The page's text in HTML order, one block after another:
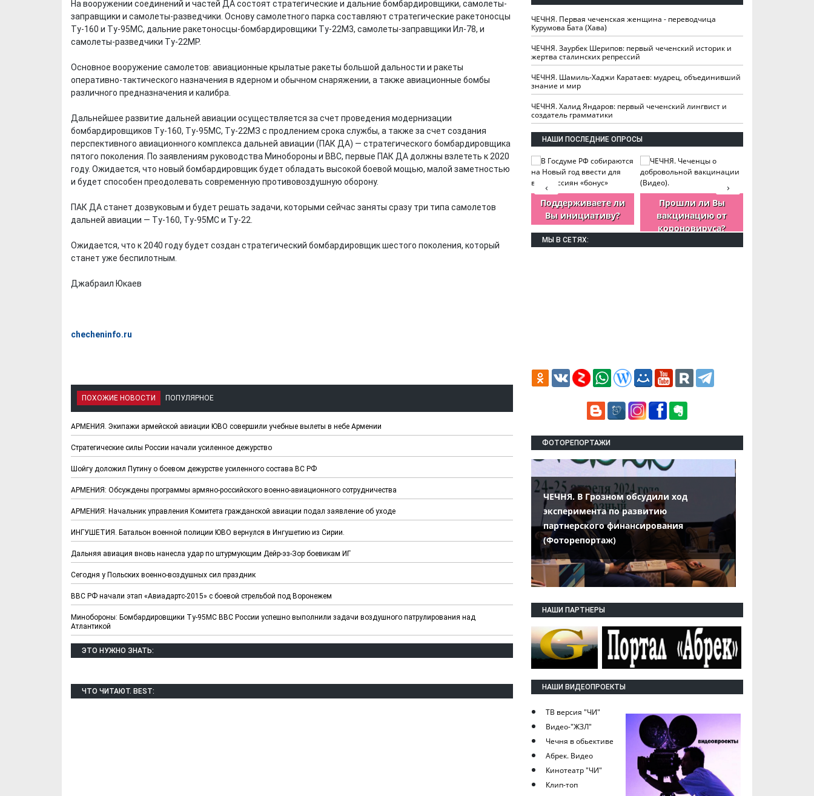
На вооружении соединений и частей ДА состоят стратегические и дальние бомбардировщики, самолеты-
заправщики и самолеты-разведчики. Основу самолетного парка составляют стратегические ракетоносцы
Ту-160 и Ту-95МС, дальние ракетоносцы-бомбардировщики Ту-22М3, самолеты-заправщики Ил-78, и
самолеты-разведчики Ту-22МР.
Основное вооружение самолетов: авиационные крылатые ракеты большой дальности и ракеты
оперативно-тактического назначения в ядерном и обычном снаряжении, а также авиационные бомбы
различного предназначения и калибра.
Дальнейшее развитие дальней авиации осуществляется за счет проведения модернизации
бомбардировщиков Ту-160, Ту-95МС, Ту-22МЗ с продлением срока службы, а также за счет создания
перспективного авиационного комплекса дальней авиации (ПАК ДА) — стратегического бомбардировщика
пятого поколения. По заявлениям руководства Минобороны и ВВС, первые ПАК ДА должны взлететь к 2020
году. Ожидается, что новый бомбардировщик будет обладать высокой боевой мощью, малой заметностью
и будет способен преодолевать современную противовоздушную оборону.
ПАК ДА станет дозвуковым и будет решать задачи, которыми сейчас заняты сразу три типа самолетов
дальней авиации — Ту-160, Ту-95МС и Ту-22.
Ожидается, что к 2040 году будет создан стратегический бомбардировщик шестого поколения, который
станет уже беспилотным.
Джабраил Юкаев
checheninfo.ru
ПОХОЖИЕ НОВОСТИ ПОПУЛЯРНОЕ
АРМЕНИЯ. Экипажи армейской авиации ЮВО совершили учебные вылеты в небе Армении
Стратегические силы России начали усиленное дежурство
Шойгу доложил Путину о боевом дежурстве усиленного состава ВС РФ
АРМЕНИЯ: Обсуждены программы армяно-российского военно-авиационного сотрудничества
АРМЕНИЯ: Начальник управления Комитета гражданской авиации подал заявление об уходе
ИНГУШЕТИЯ. Батальон военной полиции ЮВО вернулся в Ингушетию из Сирии.
Дальняя авиация вновь нанесла удар по штурмующим Дейр-эз-Зор боевикам ИГ
Сегодня у Польских военно-воздушных сил праздник
ВВС РФ начали этап «Авиадартс-2015» с боевой стрельбой под Воронежем
Минобороны: Бомбардировщики Ту-95МС ВВС России успешно выполнили задачи воздушного патрулирования над
Атлантикой
ЭТО НУЖНО ЗНАТЬ:
ЧТО ЧИТАЮТ. BEST:
ЧЕЧНЯ. Первая чеченская женщина - переводчица
Курумова Бата (Хава)
ЧЕЧНЯ. Заурбек Шерипов: первый чеченский историк и
жертва сталинских репрессий
ЧЕЧНЯ. Шамиль-Хаджи Каратаев: мудрец, объединивший
знание и мир
ЧЕЧНЯ. Халид Яндаров: первый чеченский лингвист и
создатель грамматики
НАШИ ПОСЛЕДНИЕ ОПРОСЫ
Хотели бы Вы
переехать в другой
регион РФ?
Выбираем дизайн
формы ФК "Ахмат"
Одобряете ли вы
антитабачный
Нужна ли "хартия
Поддерживаете ли
Вы инициативу?
Прошли ли Вы
вакцинацию от
короновируса?
›
‹
МЫ В СЕТЯХ:
ФОТОРЕПОРТАЖИ
ЧЕЧНЯ. В Грозном обсудили ход
эксперимента по развитию
партнерского финансирования
(Фоторепортаж)
НАШИ ПАРТНЕРЫ
НАШИ ВИДЕОПРОЕКТЫ
ТВ версия "ЧИ"
Видео-"ЖЗЛ"
Чечня в обьективе
Абрек. Видео
Кинотеатр "ЧИ"
Клип-топ